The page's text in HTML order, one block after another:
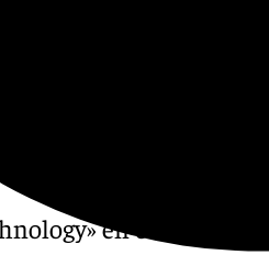
en el Escaparate